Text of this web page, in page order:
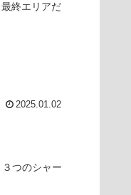
終エリアだ
2025.01.02
つのシャー